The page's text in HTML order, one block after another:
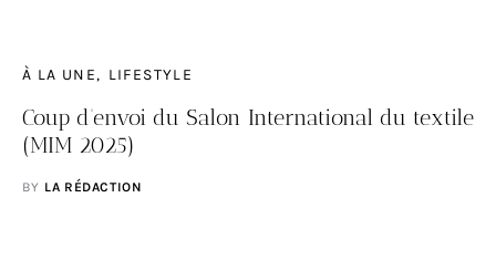
À LA UNE LIFESTYLE
Coup d’envoi du Salon International du textile
(MIM 2025)
BY LA RÉDACTION